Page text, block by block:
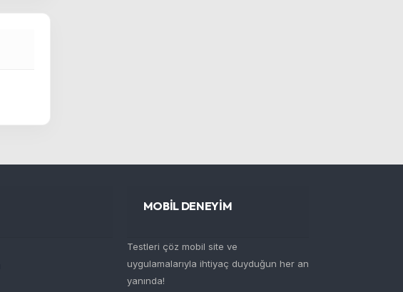
MOBİL DENEYİM
Testleri çöz mobil site ve
uygulamalarıyla ihtiyaç duyduğun her an
yanında!